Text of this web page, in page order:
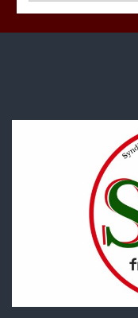
par
période